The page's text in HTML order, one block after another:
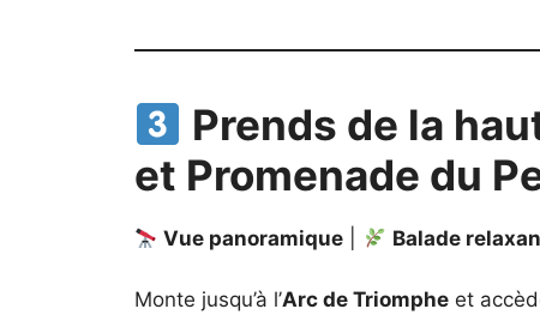
Prends de la
et Promenade du
Vue panoramique Balade
Monte jusqu’à l’Arc de Triomphe et